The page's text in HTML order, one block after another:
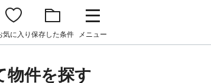
気に入り 保存した条件 メニュー
物件を探す